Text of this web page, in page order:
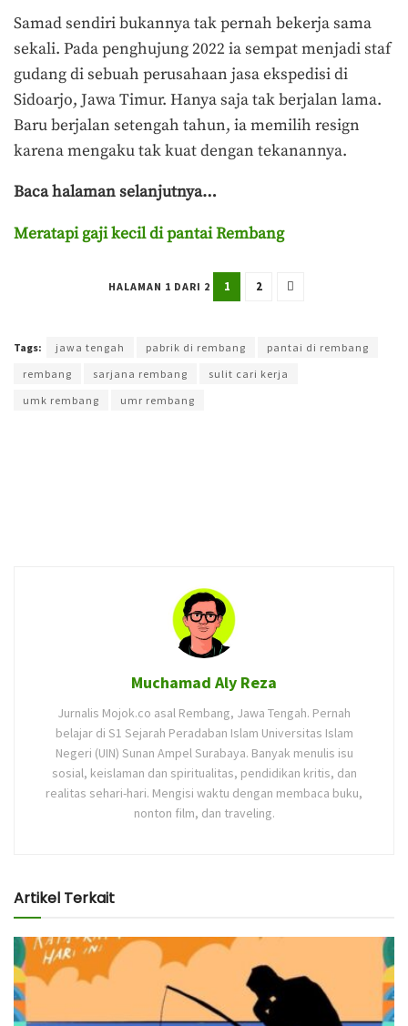
Samad sendiri bukannya tak pernah bekerja sama
sekali. Pada penghujung 2022 ia sempat menjadi staf
gudang di sebuah perusahaan jasa ekspedisi di
Sidoarjo, Jawa Timur. Hanya saja tak berjalan lama.
Baru berjalan setengah tahun, ia memilih resign
karena mengaku tak kuat dengan tekanannya.
Baca halaman selanjutnya…
Meratapi gaji kecil di pantai Rembang
HALAMAN 1 DARI 2 1 2
Tags: jawa tengah pabrik di rembang
pantai di rembang
rembang
sarjana rembang
sulit cari kerja
umk rembang
umr rembang
Muchamad Aly Reza
Jurnalis Mojok.co asal Rembang, Jawa Tengah. Pernah
belajar di S1 Sejarah Peradaban Islam Universitas Islam
Negeri (UIN) Sunan Ampel Surabaya. Banyak menulis isu
sosial, keislaman dan spiritualitas, pendidikan kritis, dan
realitas sehari-hari. Mengisi waktu dengan membaca buku,
nonton film, dan traveling.
Artikel Terkait